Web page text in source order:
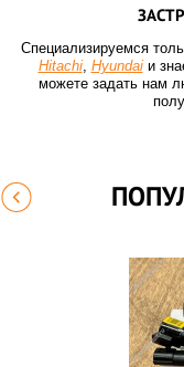
Специализируемся
Hitachi, Hyundaiи
можете задать нам